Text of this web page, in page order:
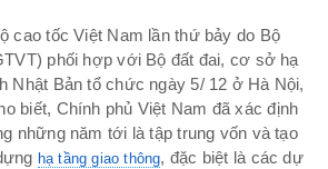
cao tốc Việt Nam lần thứ bảy do Bộ
phối hợp với Bộ đất đai, cơ sở hạ
Nhật Bản tổ chức ngày 5/ 12 ở Hà Nội,
biết, Chính phủ Việt Nam đã xác định
những năm tới là tập trung vốn và tạo
hạ tầng giao thông, đặc biệt là các dự